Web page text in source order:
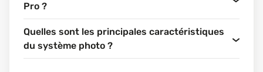
Pro ?
Quelles sont les principales caractéristiques
du système photo ?